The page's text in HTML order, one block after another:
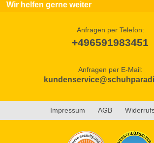
Wir helfen gerne weiter
Anfragen per Telefon:
+496591983451
Anfragen per E-Mail:
Impressum AGB